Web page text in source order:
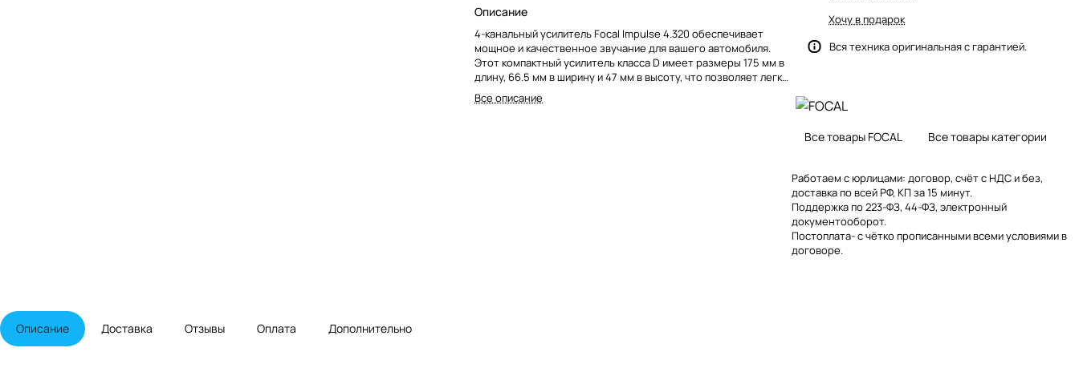
Описание
4-канальный усилитель Focal Impulse 4.320 обеспечивает
мощное и качественное звучание для вашего автомобиля.
Этот компактный усилитель класса D имеет размеры 175 мм в
длину, 66.5 мм в ширину и 47 мм в высоту, что позволяет легко
установить его в ограниченном пространстве.
Все описание
Хочу в подарок
Вся техника оригинальная с гарантией.
Все товары FOCAL Все товары категории
Работаем с юрлицами: договор, счёт с НДС и без,
доставка по всей РФ, КП за 15 минут.
Поддержка по 223-ФЗ, 44-ФЗ, электронный
документооборот.
Постоплата- с чётко прописанными всеми условиями в
договоре.
Описание Доставка Отзывы Оплата Дополнительно